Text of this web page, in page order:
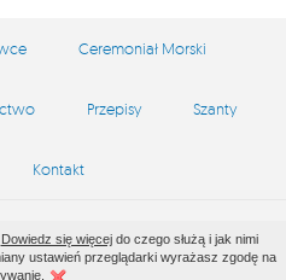
Ceremoniał Morski
Przepisy Szanty
Kontakt
© 2026
VEGA Internet Studio
Dowiedz się więcejdo czego służą i jak nimi
ustawień przeglądarki wyrażasz zgodę na